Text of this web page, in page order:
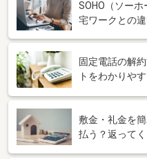
SOHO（ソー
宅ワークとの
固定電話の解
トをわかりや
敷金・礼金を
払う？返って